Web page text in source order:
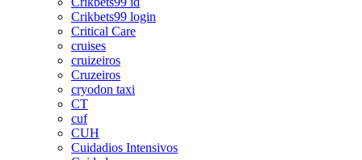
Crikbets99 login
Critical Care
cruises
cruizeiros
Cruzeiros
cryodon taxi
CT
cuf
CUH
Cuidadios Intensivos